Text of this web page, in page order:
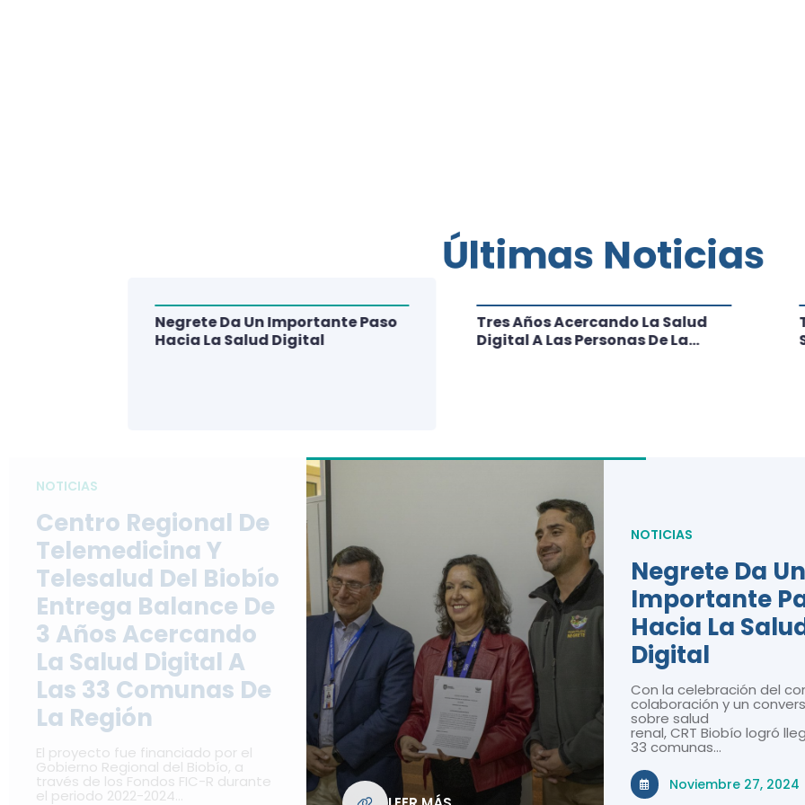
NOTICIAS
Centro Regional De
Telemedicina Y
Telesalud Del Biobío
Entrega Balance De
3 Años Acercando
La Salud Digital A
Las 33 Comunas De
La Región
El proyecto fue financiado por el
Gobierno Regional del Biobío, a
través de los Fondos FIC-R durante
el periodo 2022-2024…
NOTICIAS
Negrete Da Un
Importante
Hacia La
Digital
Con la celebración del
colaboración y un
sobre salud
renal, CRT Biobío logró
33 comunas…
Noviembre 27, 2024
Negrete Da Un Importante Paso
Hacia La Salud Digital
Tres Años Acercando La Salud
Digital A Las Personas De La
Últimas Noticias